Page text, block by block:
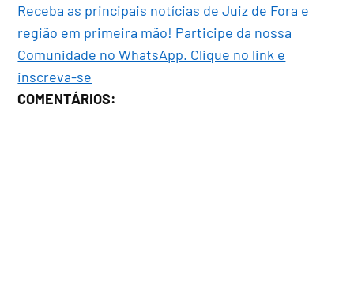
Receba as principais notícias de Juiz de Fora e
região em primeira mão! Participe da nossa
Comunidade no WhatsApp. Clique no link e
inscreva-se
COMENTÁRIOS: